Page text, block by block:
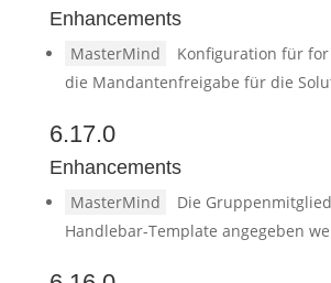
Enhancements
MasterMind
Konfiguration für
die Mandantenfreigabe für die
6.17.0
Enhancements
MasterMind
Die
Handlebar-Template angegeben